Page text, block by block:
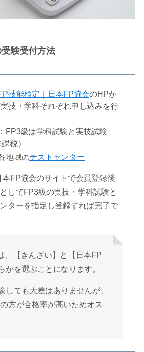
験受付方法
技能検定｜日本FP協会のHPか
技・学科それぞれ申し込みを行
FP3級は学科試験と実技試験
税）
地域のテストセンター
本FP協会のサイトで会員登録後
してFP3級の実技・学科試験と
ターを指定し登録すれば完了で
、【きんざい】と【日本FP
かを選ぶことになります。
しても大差はありませんが、
方が合格率が高いためオス